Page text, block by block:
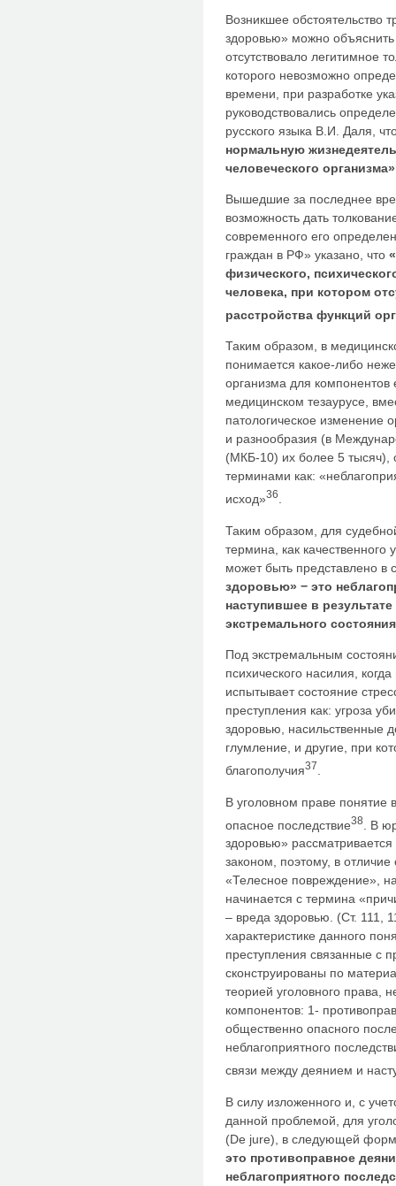
Возникшее обстоятельство
здоровью» можно
отсутствовало легитимное
которого невозможно
времени, при разработке
руководствовались
русского языка В.И. Даля,
нормальную
человеческого организма»
Вышедшие за последнее
возможность дать
современного его
граждан в РФ» указано, что
физического,
человека, при котором
расстройства функций
Таким образом, в
понимается какое-либо
организма для
медицинском тезаурусе,
патологическое изменение
и разнообразия (в
(МКБ-10) их более 5 тысяч),
терминами как:
исход»36
Таким образом, для
термина, как
может быть представлено
здоровью» − это
наступившее в
экстремального
Под экстремальным
психического насилия,
испытывает состояние
преступления как: угроза
здоровью, насильственные
глумление, и другие, при
благополучия37
В уголовном праве понятие
опасное последствие38
. В
здоровью»
законом, поэтому, в
«Телесное повреждение»,
начинается с термина
– вреда здоровью. (Ст. 111,
характеристике данного
преступления связанные с
сконструированы по
теорией уголовного права,
компонентов: 1-
общественно опасного
неблагоприятного
связи между деянием и
В силу изложенного и, с
данной проблемой, для
(De jure), в следующей
это противоправное
неблагоприятного